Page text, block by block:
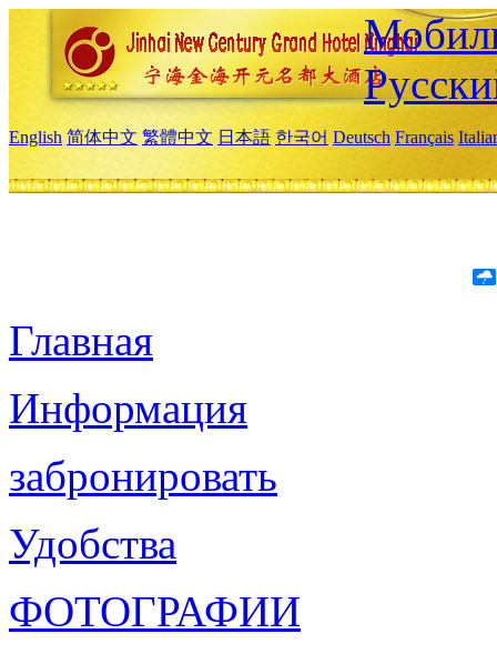
English 简体中文 繁體中文 日本語 한국어 Deutsch Français
Главная
Информация
забронировать
Удобства
ФОТОГРАФИИ